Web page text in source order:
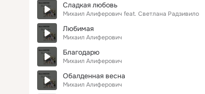
Сладкая любовь
Михаил Алиферович feat. Светлана Радзивило
Любимая
Михаил Алиферович
Благодарю
Михаил Алиферович
Обалденная весна
Михаил Алиферович